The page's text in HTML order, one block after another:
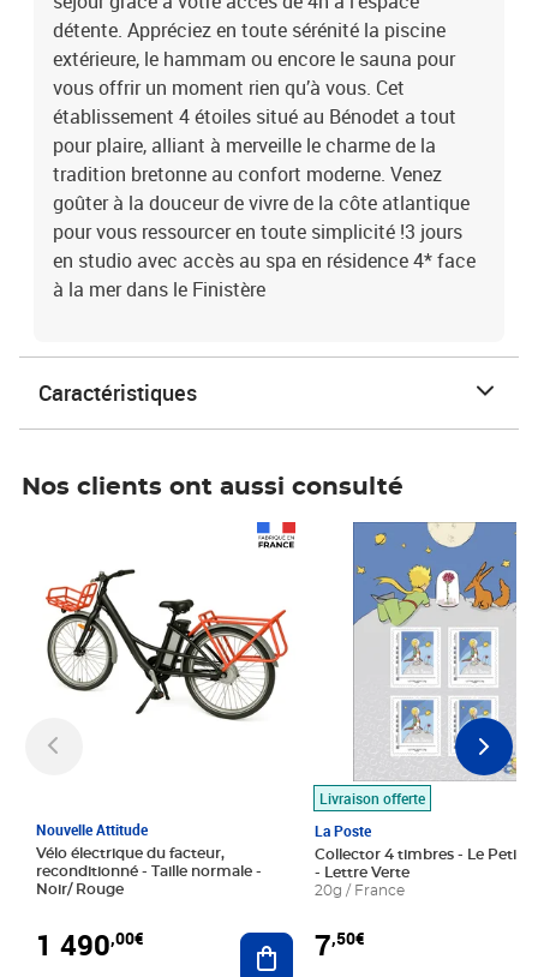
détente. Appréciez en toute sérénité la piscine
extérieure, le hammam ou encore le sauna pour
vous offrir un moment rien qu’à vous. Cet
établissement 4 étoiles situé au Bénodet a tout
pour plaire, alliant à merveille le charme de la
tradition bretonne au confort moderne. Venez
goûter à la douceur de vivre de la côte atlantique
pour vous ressourcer en toute simplicité !3 jours
en studio avec accès au spa en résidence 4* face
à la mer dans le Finistère
Caractéristiques
Nos clients ont aussi consulté
Nouvelle Attitude
Vélo électrique du facteur,
reconditionné - Taille normale -
Noir/ Rouge
1 490,00€ Ajouter au panier
Livraison offerte
La Poste
Collector 4 timbres - Le Petit
- Lettre Verte
20g / France
7,50€
Prix 7,50€